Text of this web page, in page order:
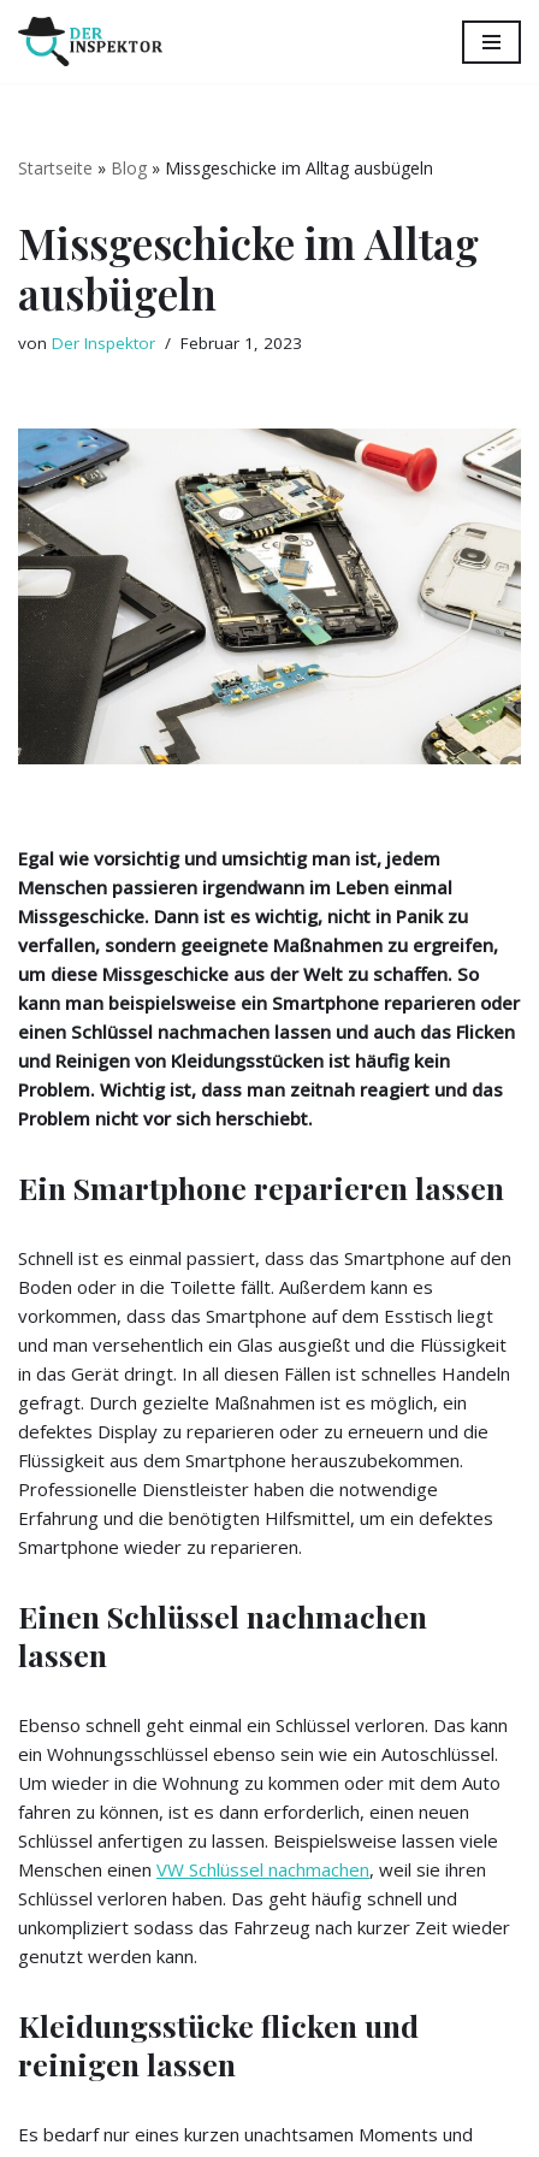
Startseite » Blog » Missgeschicke im Alltag ausbügeln
Missgeschicke im Alltag
ausbügeln
von Der Inspektor Februar 1, 2023
Egal wie vorsichtig und umsichtig man ist, jedem
Menschen passieren irgendwann im Leben einmal
Missgeschicke. Dann ist es wichtig, nicht in Panik zu
verfallen, sondern geeignete Maßnahmen zu ergreifen,
um diese Missgeschicke aus der Welt zu schaffen. So
kann man beispielsweise ein Smartphone reparieren oder
einen Schlüssel nachmachen lassen und auch das Flicken
und Reinigen von Kleidungsstücken ist häufig kein
Problem. Wichtig ist, dass man zeitnah reagiert und das
Problem nicht vor sich herschiebt.
Ein Smartphone reparieren lassen
Schnell ist es einmal passiert, dass das Smartphone auf den
Boden oder in die Toilette fällt. Außerdem kann es
vorkommen, dass das Smartphone auf dem Esstisch liegt
und man versehentlich ein Glas ausgießt und die Flüssigkeit
in das Gerät dringt. In all diesen Fällen ist schnelles Handeln
gefragt. Durch gezielte Maßnahmen ist es möglich, ein
defektes Display zu reparieren oder zu erneuern und die
Flüssigkeit aus dem Smartphone herauszubekommen.
Professionelle Dienstleister haben die notwendige
Erfahrung und die benötigten Hilfsmittel, um ein defektes
Smartphone wieder zu reparieren.
Einen Schlüssel nachmachen
lassen
Ebenso schnell geht einmal ein Schlüssel verloren. Das kann
ein Wohnungsschlüssel ebenso sein wie ein Autoschlüssel.
Um wieder in die Wohnung zu kommen oder mit dem Auto
fahren zu können, ist es dann erforderlich, einen neuen
Schlüssel anfertigen zu lassen. Beispielsweise lassen viele
Menschen einen VW Schlüssel nachmachen, weil sie ihren
Schlüssel verloren haben. Das geht häufig schnell und
unkompliziert sodass das Fahrzeug nach kurzer Zeit wieder
genutzt werden kann.
Kleidungsstücke flicken und
reinigen lassen
Es bedarf nur eines kurzen unachtsamen Moments und